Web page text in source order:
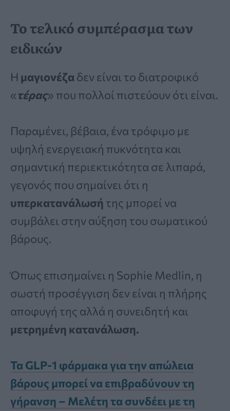
Το τελικό συμπέρασμα των
ειδικών
Η μαγιονέζα δεν είναι το διατροφικό
«τέρας» που πολλοί πιστεύουν ότι είναι.
Παραμένει, βέβαια, ένα τρόφιμο με
υψηλή ενεργειακή πυκνότητα και
σημαντική περιεκτικότητα σε λιπαρά,
γεγονός που σημαίνει ότι η
υπερκατανάλωσή της μπορεί να
συμβάλει στην αύξηση του σωματικού
βάρους.
Όπως επισημαίνει η Sophie Medlin, η
σωστή προσέγγιση δεν είναι η πλήρης
αποφυγή της αλλά η συνειδητή και
μετρημένη κατανάλωση.
Τα GLP-1 φάρμακα για την απώλεια
βάρους μπορεί να επιβραδύνουν τη
γήρανση – Μελέτη τα συνδέει με τη